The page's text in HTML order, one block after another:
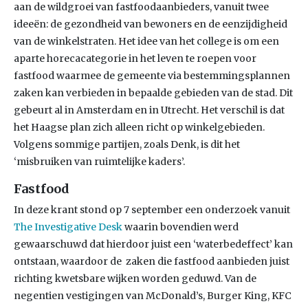
aan de wildgroei van fastfoodaanbieders, vanuit twee
ideeën: de gezondheid van bewoners en de eenzijdigheid
van de winkelstraten. Het idee van het college is om een
aparte horecacategorie in het leven te roepen voor
fastfood waarmee de gemeente via bestemmingsplannen
zaken kan verbieden in bepaalde gebieden van de stad. Dit
gebeurt al in Amsterdam en in Utrecht. Het verschil is dat
het Haagse plan zich alleen richt op winkelgebieden.
Volgens sommige partijen, zoals Denk, is dit het
‘misbruiken van ruimtelijke kaders’.
Fastfood
In deze krant stond op 7 september een onderzoek vanuit
The Investigative Deskwaarin bovendien werd
gewaarschuwd dat hierdoor juist een ‘waterbedeffect’ kan
ontstaan, waardoor de zaken die fastfood aanbieden juist
richting kwetsbare wijken worden geduwd. Van de
negentien vestigingen van McDonald’s, Burger King, KFC